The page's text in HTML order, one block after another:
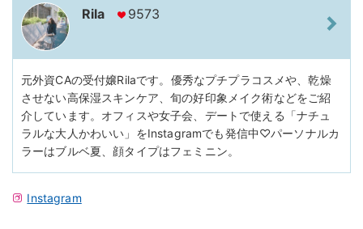
Rila 9573
元外資CAの受付嬢Rilaです。優秀なプチプラコスメや、乾燥
させない高保湿スキンケア、旬の好印象メイク術などをご紹
介しています。オフィスや女子会、デートで使える「ナチュ
ラルな大人かわいい」をInstagramでも発信中♡パーソナルカ
ラーはブルベ夏、顔タイプはフェミニン。
Instagram